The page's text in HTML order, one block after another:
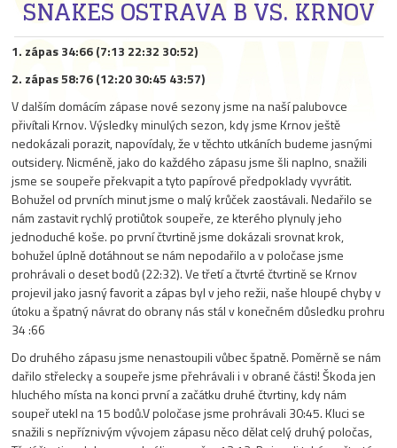
SNAKES OSTRAVA B VS. KRNOV
1. zápas 34:66 (7:13 22:32 30:52)
2. zápas 58:76 (12:20 30:45 43:57)
V dalším domácím zápase nové sezony jsme na naší palubovce
přivítali Krnov. Výsledky minulých sezon, kdy jsme Krnov ještě
nedokázali porazit, napovídaly, že v těchto utkáních budeme jasnými
outsidery. Nicméně, jako do každého zápasu jsme šli naplno, snažili
jsme se soupeře překvapit a tyto papírové předpoklady vyvrátit.
Bohužel od prvních minut jsme o malý krůček zaostávali. Nedařilo se
nám zastavit rychlý protiůtok soupeře, ze kterého plynuly jeho
jednoduché koše. po první čtvrtině jsme dokázali srovnat krok,
bohužel úplně dotáhnout se nám nepodařilo a v poločase jsme
prohrávali o deset bodů (22:32). Ve třetí a čtvrté čtvrtině se Krnov
projevil jako jasný favorit a zápas byl v jeho režii, naše hloupé chyby v
útoku a špatný návrat do obrany nás stál v konečném důsledku prohru
34 :66
Do druhého zápasu jsme nenastoupili vůbec špatně. Poměrně se nám
dařilo střelecky a soupeře jsme přehrávali i v obrané části! Škoda jen
hluchého místa na konci první a začátku druhé čtvrtiny, kdy nám
soupeř utekl na 15 bodů.V poločase jsme prohrávali 30:45. Kluci se
snažili s nepříznivým vývojem zápasu něco dělat celý druhý poločas,